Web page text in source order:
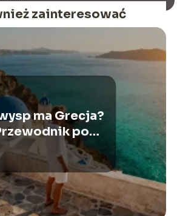
zainteresować
ma Grecja?
po
archipelagach